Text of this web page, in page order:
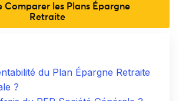
Comparer les Plans Épargne
Retraite
du Plan Épargne Retraite
?